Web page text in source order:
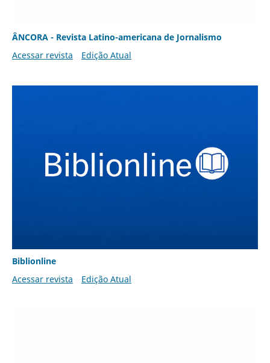
ÂNCORA - Revista Latino-americana de Jornalismo
Acessar revista
Edição Atual
Biblionline
Acessar revista
Edição Atual